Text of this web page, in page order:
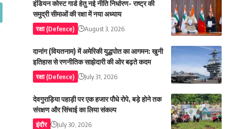
इंडियन कोस्ट गार्ड हेतु नई नीति निर्धारण- राष्ट्र की
समुद्री सीमाओं की रक्षा में नया अध्याय
रक्षा (Defence) August 3, 2026
दानांग (वियतनाम) में अमेरिकी युद्धपोत का आगमन: खुनी
इतिहास से रणनीतिक साझेदारी की ओर बढ़ते कदम
रक्षा (Defence) July 31, 2026
देवगुराड़िया पहाड़ी पर एक हजार पौधे रोपे, बड़े होने तक
संरक्षण और सिंचाई का लिया संकल्प
इंदौर July 30, 2026